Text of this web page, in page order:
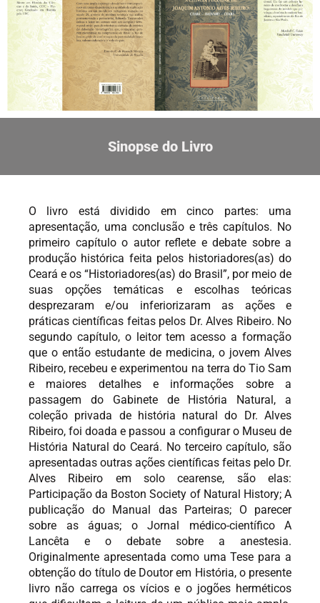
Sinopse do Livro
O livro está dividido em cinco partes: uma
apresentação, uma conclusão e três capítulos. No
primeiro capítulo o autor reflete e debate sobre a
produção histórica feita pelos historiadores(as) do
Ceará e os “Historiadores(as) do Brasil”, por meio de
suas opções temáticas e escolhas teóricas
desprezaram e/ou inferiorizaram as ações e
práticas científicas feitas pelos Dr. Alves Ribeiro. No
segundo capítulo, o leitor tem acesso a formação
que o então estudante de medicina, o jovem Alves
Ribeiro, recebeu e experimentou na terra do Tio Sam
e maiores detalhes e informações sobre a
passagem do Gabinete de História Natural, a
coleção privada de história natural do Dr. Alves
Ribeiro, foi doada e passou a configurar o Museu de
História Natural do Ceará. No terceiro capítulo, são
apresentadas outras ações científicas feitas pelo Dr.
Alves Ribeiro em solo cearense, são elas:
Participação da Boston Society of Natural History; A
publicação do Manual das Parteiras; O parecer
sobre as águas; o Jornal médico-científico A
Lancêta e o debate sobre a anestesia.
Originalmente apresentada como uma Tese para a
obtenção do título de Doutor em História, o presente
livro não carrega os vícios e o jogões herméticos